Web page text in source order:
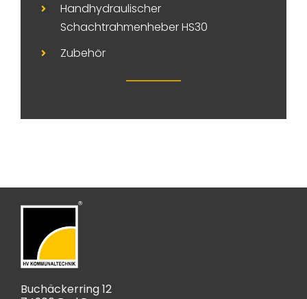
Handhydraulischer
Schachtrahmenheber HS30
Zubehör
Buchäckerring 12